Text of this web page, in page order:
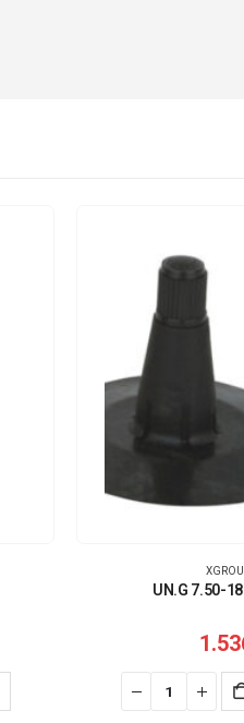
UN.G 7.50-